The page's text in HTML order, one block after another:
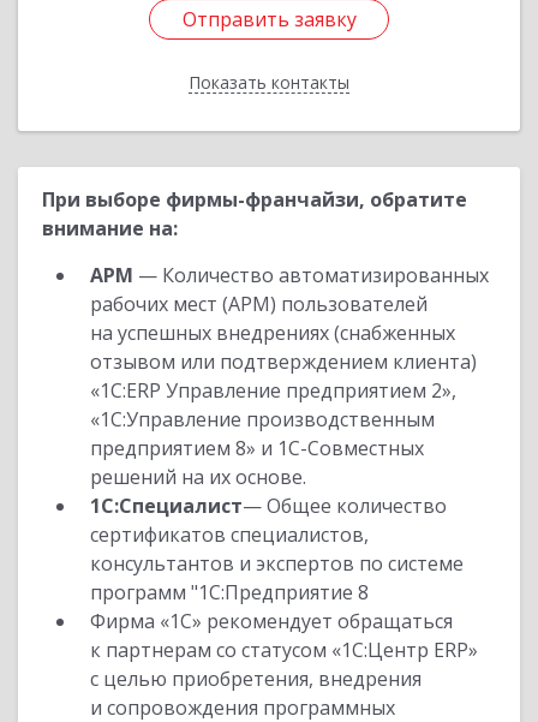
Отправить заявку
Показать контакты
Отправить заявку
Назад
При выборе фирмы-франчайзи, обратите
внимание на:
АРМ — Количество автоматизированных
рабочих мест (АРМ) пользователей
на успешных внедрениях (снабженных
отзывом или подтверждением клиента)
«1С:ERP Управление предприятием 2»,
«1С:Управление производственным
предприятием 8» и 1С-Совместных
решений на их основе.
1С:Специалист— Общее количество
сертификатов специалистов,
консультантов и экспертов по системе
программ "1С:Предприятие 8
Фирма «1С» рекомендует обращаться
к партнерам со статусом «1С:Центр ERP»
с целью приобретения, внедрения
и сопровождения программных